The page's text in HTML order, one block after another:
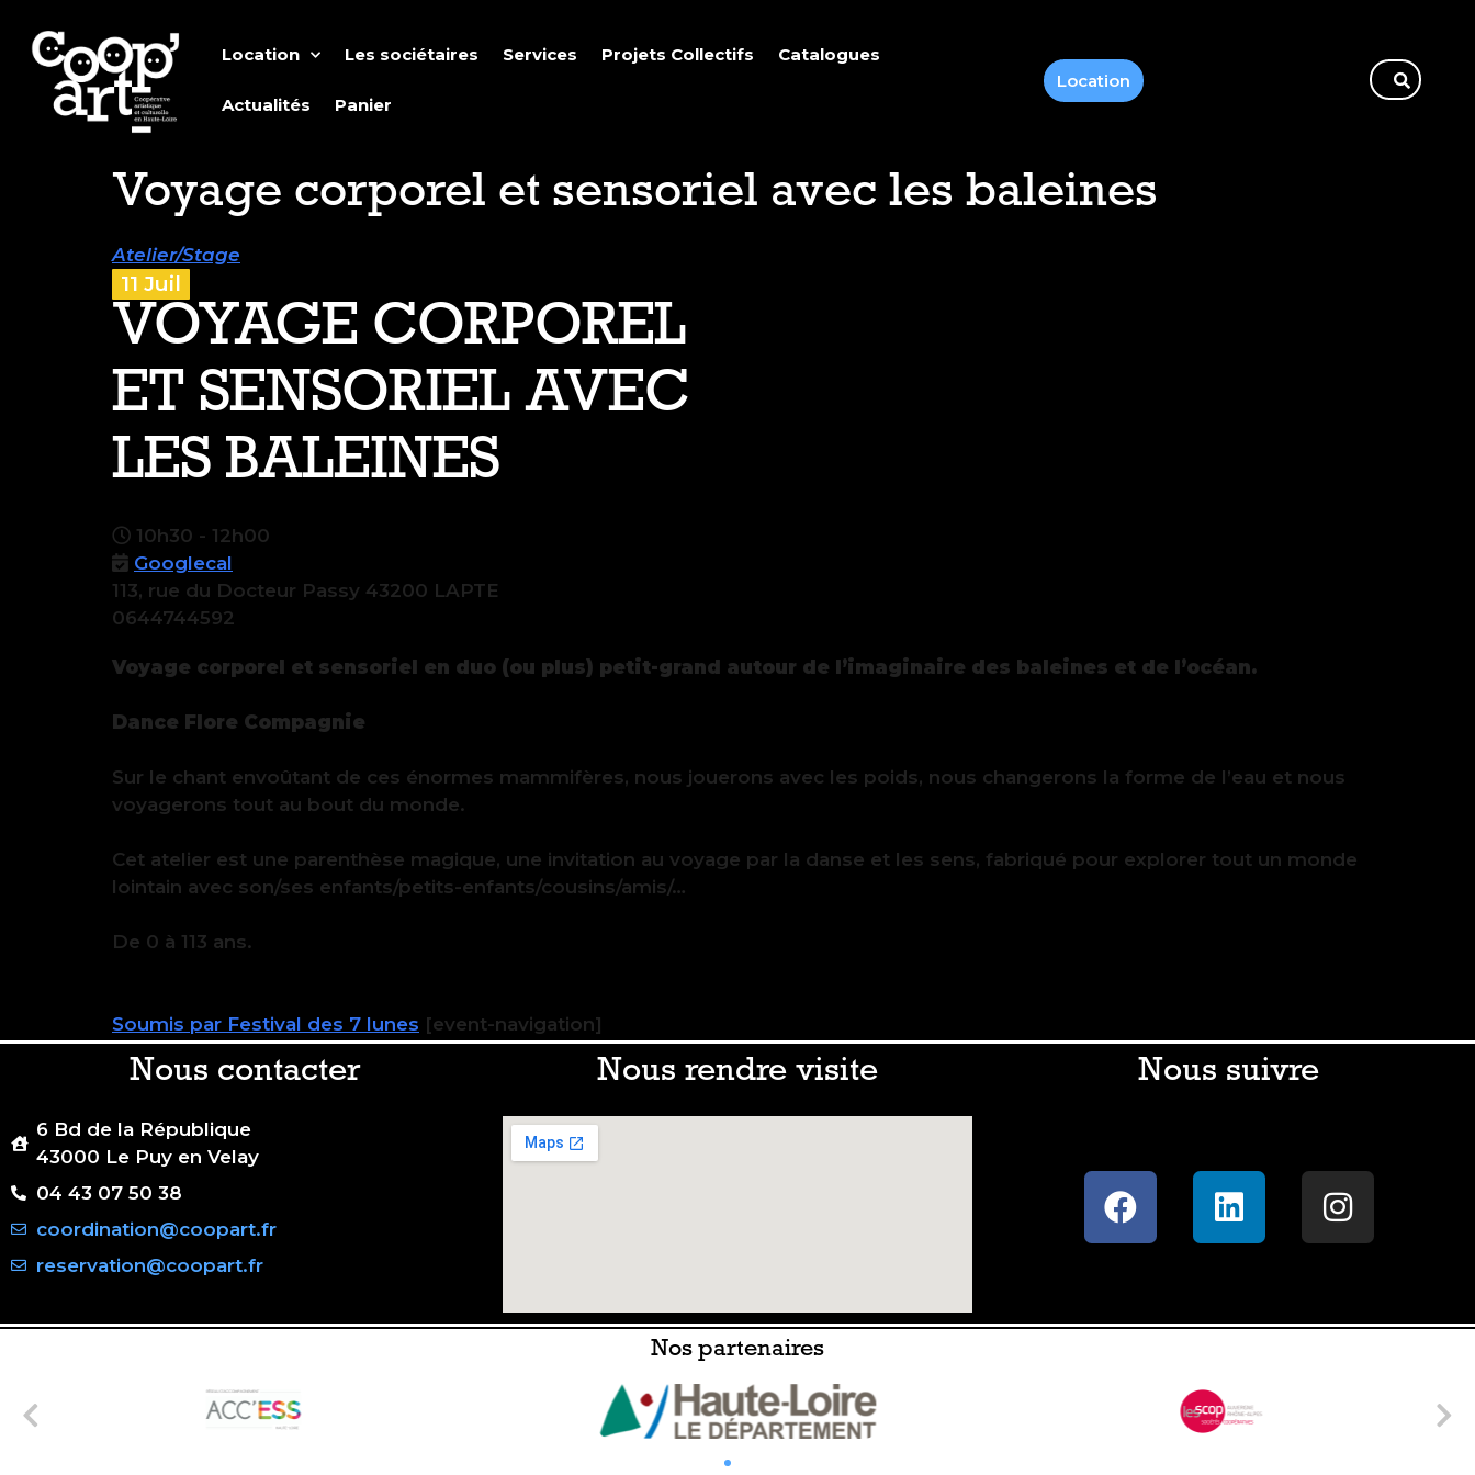
Location Les sociétaires Services Projets Collectifs Catalogues
Actualités Panier
Location
Voyage corporel et sensoriel avec les baleines
Atelier/Stage
11 Juil
VOYAGE CORPOREL
ET SENSORIEL AVEC
LES BALEINES
10h30 - 12h00
Googlecal
113, rue du Docteur Passy 43200 LAPTE
0644744592
Voyage corporel et sensoriel en duo (ou plus) petit-grand autour de l’imaginaire des baleines et de l’océan.
Dance Flore Compagnie
Sur le chant envoûtant de ces énormes mammifères, nous jouerons avec les poids, nous changerons la forme de l’eau et nous
voyagerons tout au bout du monde.
Cet atelier est une parenthèse magique, une invitation au voyage par la danse et les sens, fabriqué pour explorer tout un monde
lointain avec son/ses enfants/petits-enfants/cousins/amis/…
De 0 à 113 ans.
Soumis par Festival des 7 lunes [event-navigation]
Nous contacter
6 Bd de la République
43000 Le Puy en Velay
04 43 07 50 38
coordination@coopart.fr
reservation@coopart.fr
Nous rendre visite Nous suivre
Nos partenaires